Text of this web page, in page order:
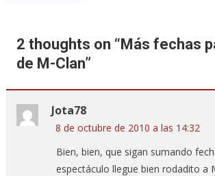
2 thoughts on “Más fechas
de M-Clan”
Jota78
8 de octubre de 2010 a las 14:32
Bien, bien, que sigan sumando
espectáculo llegue bien rodadito a